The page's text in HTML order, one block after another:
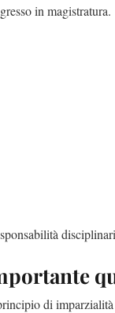
in magistratura.
di